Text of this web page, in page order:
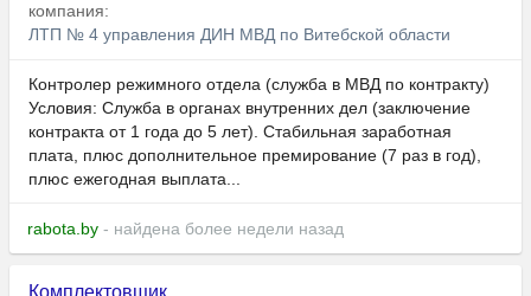
компания:
ЛТП № 4 управления ДИН МВД по Витебской области
Контролер режимного отдела (служба в МВД по контракту)
Условия: Служба в органах внутренних дел (заключение
контракта от 1 года до 5 лет). Стабильная заработная
плата, плюс дополнительное премирование (7 раз в год),
плюс ежегодная выплата...
rabota.by - найдена более недели назад